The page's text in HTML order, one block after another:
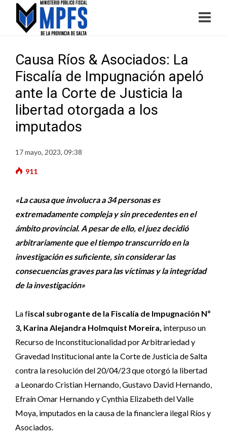
Causa Ríos & Asociados: La
Fiscalía de Impugnación apeló
ante la Corte de Justicia la
libertad otorgada a los
imputados
17 mayo, 2023, 09:38
911
«La causa que involucra a 34 personas es
extremadamente compleja y sin precedentes en el
ámbito provincial. A pesar de ello, el juez decidió
arbitrariamente que el tiempo transcurrido en la
investigación es suficiente, sin considerar las
consecuencias graves para las víctimas y la integridad
de la investigación»
La fiscal subrogante de la Fiscalía de Impugnación Nº
3, Karina Alejandra Holmquist Moreira, interpuso un
Recurso de Inconstitucionalidad por Arbitrariedad y
Gravedad Institucional ante la Corte de Justicia de Salta
contra la resolución del 20/04/23 que otorgó la libertad
a Leonardo Cristian Hernando, Gustavo David Hernando,
Efraín Omar Hernando y Cynthia Elizabeth del Valle
Moya, imputados en la causa de la financiera ilegal Ríos y
Asociados.